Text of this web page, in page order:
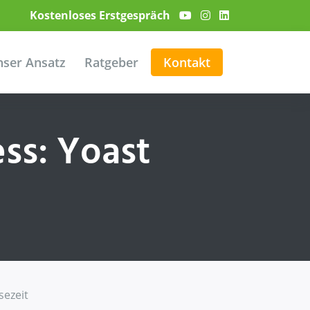
Kostenloses Erstgespräch
Ansatz Ratgeber Kontakt
Yoast